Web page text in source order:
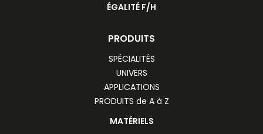
ÉGALITÉ F/H
PRODUITS
SPÉCIALITÉS
UNIVERS
APPLICATIONS
PRODUITS de A à Z
MATÉRIELS